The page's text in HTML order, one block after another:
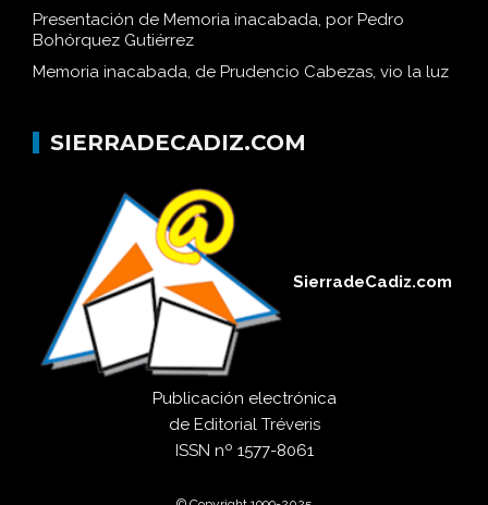
Presentación de Memoria inacabada, por Pedro
Bohórquez Gutiérrez
Memoria inacabada, de Prudencio Cabezas, vio la luz
SIERRADECADIZ.COM
SierradeCadiz.com
Publicación electrónica
de Editorial Tréveris
ISSN nº 1577-8061